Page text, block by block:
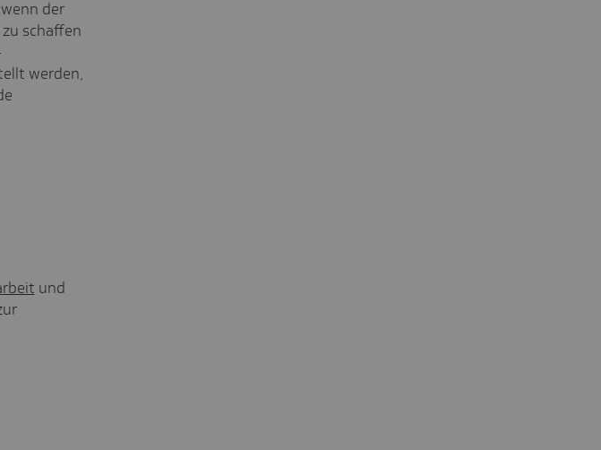
der
schaffen
werden,
und